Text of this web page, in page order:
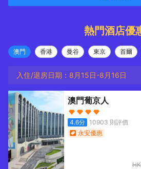
熱門酒店優
澳門 香港 曼谷 東京 首爾
入住/退房日期： 8月15日-8月16日
澳門葡京人
4.6分 10903 則評價
永安優惠